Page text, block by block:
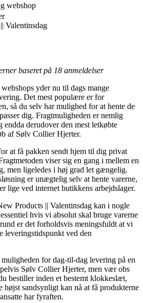
webshop
Valentinsdag
baseret på 18 anmeldelser
yder nu til dags mange
Det mest populære er for
så du selv har mulighed for at hente de
dig. Fragtmuligheden er nemlig
derudover den mest letkøbte
af Sølv Collier Hjerter.
at få pakken sendt hjem til dig privat
viser sig en gang i mellem en
men ligeledes i høj grad let gængelig.
er unægtelig selv at hente varerne,
lige ved internet butikkens arbejdslager.
Products || Valentinsdag kan i nogle
hvis vi absolut skal bruge varerne
er det forholdsvis meningsfuldt at vi
leveringstidspunkt ved den
for dag-til-dag levering på en
Sølv Collier Hjerter, men vær obs
bestiller inden et bestemt klokkeslæt,
højst sandsynligt kan nå at få produkterne
har fyraften.